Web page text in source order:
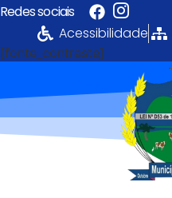
Redes sociais
Acessibilidade
[fonte_contraste]